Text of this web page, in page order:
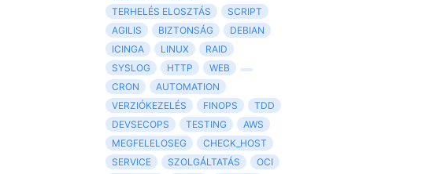
TERHELÉS ELOSZTÁS
SCRIPT
AGILIS
BIZTONSÁG
DEBIAN
ICINGA
LINUX
RAID
SYSLOG
HTTP
WEB
CRON
AUTOMATION
VERZIÓKEZELÉS
FINOPS
TDD
DEVSECOPS
TESTING
AWS
MEGFELELOSEG
CHECK_HOST
SERVICE
SZOLGÁLTATÁS
OCI